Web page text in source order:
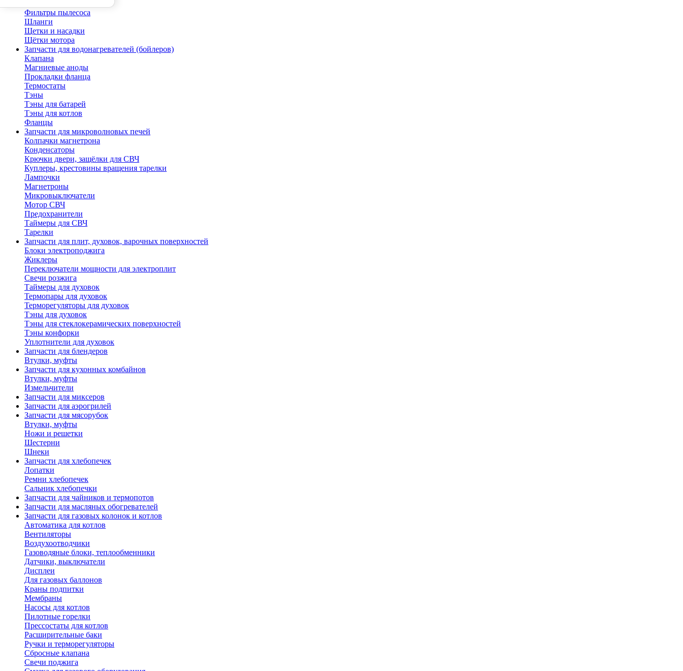
Фильтры пылесоса
Шланги
Щетки и насадки
Щётки мотора
Запчасти для водонагревателей (бойлеров)
Клапана
Магниевые аноды
Прокладки фланца
Термостаты
Тэны
Тэны для батарей
Тэны для котлов
Фланцы
Запчасти для микроволновых печей
Колпачки магнетрона
Конденсаторы
Крючки двери, защёлки для СВЧ
Куплеры, крестовины вращения тарелки
Лампочки
Магнетроны
Микровыключатели
Мотор СВЧ
Предохранители
Таймеры для СВЧ
Тарелки
Запчасти для плит, духовок, варочных поверхностей
Блоки электроподжига
Жиклеры
Переключатели мощности для электроплит
Свечи розжига
Таймеры для духовок
Термопары для духовок
Терморегуляторы для духовок
Тэны для духовок
Тэны для стеклокерамических поверхностей
Тэны конфорки
Уплотнители для духовок
Запчасти для блендеров
Втулки, муфты
Запчасти для кухонных комбайнов
Втулки, муфты
Измельчители
Запчасти для миксеров
Запчасти для аэрогрилей
Запчасти для мясорубок
Втулки, муфты
Ножи и решетки
Шестерни
Шнеки
Запчасти для хлебопечек
Лопатки
Ремни хлебопечек
Сальник хлебопечки
Запчасти для чайников и термопотов
Запчасти для масляных обогревателей
Запчасти для газовых колонок и котлов
Автоматика для котлов
Вентиляторы
Воздухоотводчики
Газоводяные блоки, теплообменники
Датчики, выключатели
Дисплеи
Для газовых баллонов
Краны подпитки
Мембраны
Насосы для котлов
Пилотные горелки
Прессостаты для котлов
Расширительные баки
Ручки и терморегуляторы
Сбросные клапана
Свечи поджига